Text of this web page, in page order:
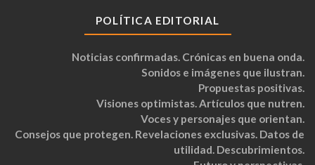
POLÍTICA EDITORIAL
Noticias confirmadas. Crónicas en buena onda.
Sonidos e imágenes que ilustran.
Propuestas positivas.
Visiones optimistas. Artículos que nutren.
Voces y personajes que orientan.
Consejos que protegen. Revelaciones exclusivas. Datos de
utilidad. Descubrimientos.